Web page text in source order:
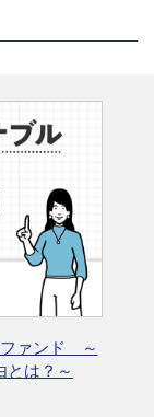
ファンド ～
とは？～